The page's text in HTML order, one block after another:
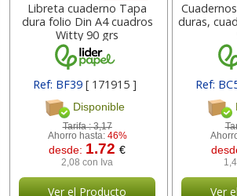
Libreta cuaderno Tapa
dura folio Din A4 cuadros
Witty 90 grs
Ref: BF39[ 171915 ]
Disponible
Tarifa :3,17
Ahorro hasta: 46%
desde: 1.72€
2,08 con Iva
Ver el Producto
duras,
Ref:
Ver